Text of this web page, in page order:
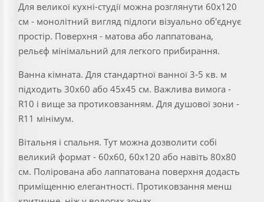
Для великої кухні-студії можна розглянути 60х120
см - монолітний вигляд підлоги візуально об'єднує
простір. Поверхня - матова або лаппатована,
рельєф мінімальний для легкого прибирання.
Ванна кімната. Для стандартної ванної 3-5 кв. м
підходить 30х60 або 45х45 см. Важлива вимога -
R10 і вище за протиковзанням. Для душової зони -
R11 мінімум.
Вітальня і спальня. Тут можна дозволити собі
великий формат - 60х60, 60х120 або навіть 80х80
см. Полірована або лаппатована поверхня додасть
приміщенню елегантності. Протиковзання менш